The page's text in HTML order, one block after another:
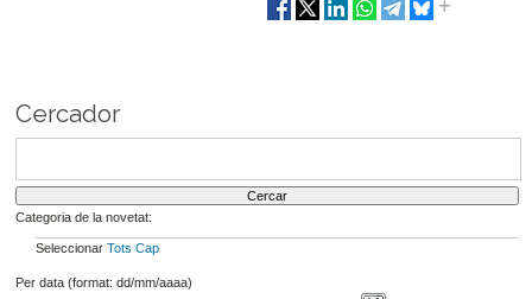
Cercador
Categoria de la novetat:
Seleccionar Tots Cap
Per data (format: dd/mm/aaaa)